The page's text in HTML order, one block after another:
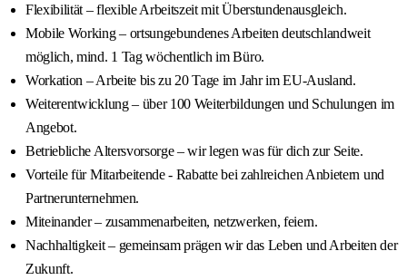
Flexibilität – flexible Arbeitszeit mit Überstundenausgleich.
Mobile Working – ortsungebundenes Arbeiten deutschlandweit
möglich, mind. 1 Tag wöchentlich im Büro.
Workation – Arbeite bis zu 20 Tage im Jahr im EU-Ausland.
Weiterentwicklung – über 100 Weiterbildungen und Schulungen im
Angebot.
Betriebliche Altersvorsorge – wir legen was für dich zur Seite.
Vorteile für Mitarbeitende - Rabatte bei zahlreichen Anbietern und
Partnerunternehmen.
Miteinander – zusammenarbeiten, netzwerken, feiern.
Nachhaltigkeit – gemeinsam prägen wir das Leben und Arbeiten der
Zukunft.